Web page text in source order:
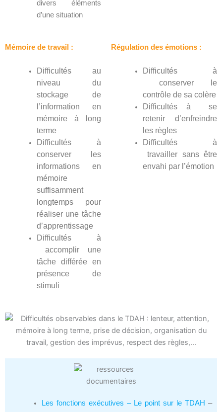
divers éléments
d’une situation
Mémoire de travail :
Difficultés au
niveau du
stockage de
l’information en
mémoire à long
terme
Difficultés à
conserver les
informations en
mémoire
suffisamment
longtemps pour
réaliser une tâche
d’apprentissage
Difficultés à
accomplir une
tâche différée en
présence de
stimuli
Régulation des émotions :
Difficultés à
conserver le
contrôle de sa colère
Difficultés à se
retenir d’enfreindre
les règles
Difficultés à
travailler sans être
envahi par l’émotion
Les fonctions exécutives – Le point sur le TDAH –